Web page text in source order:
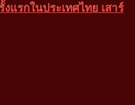
แรกในประเทศไทย เสาร์